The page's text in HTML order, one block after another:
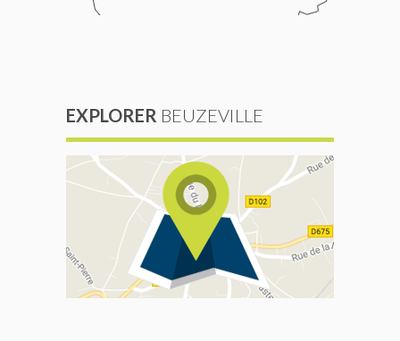
EXPLORER BEUZEVILLE